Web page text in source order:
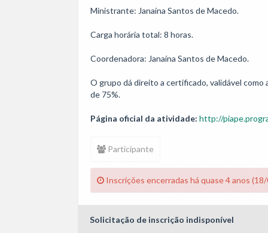
Ministrante: Janaína Santos de Macedo.
Carga horária total: 8 horas.
Coordenadora: Janaína Santos de Macedo.
O grupo dá direito a certificado, validável
de 75%.
Página oficial da atividade: http://
Participante
Inscrições encerradas há quase 4 anos
Solicitação de inscrição indisponível